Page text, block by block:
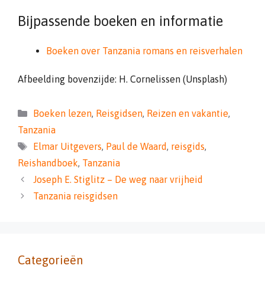
Bijpassende boeken en informatie
Boeken over Tanzania romans en reisverhalen
Afbeelding bovenzijde: H. Cornelissen (Unsplash)
Categorieën
Boeken lezen, Reisgidsen, Reizen en vakantie,
Tanzania
Tags
Elmar Uitgevers, Paul de Waard, reisgids,
Reishandboek, Tanzania
Joseph E. Stiglitz – De weg naar vrijheid
Tanzania reisgidsen
Categorieën